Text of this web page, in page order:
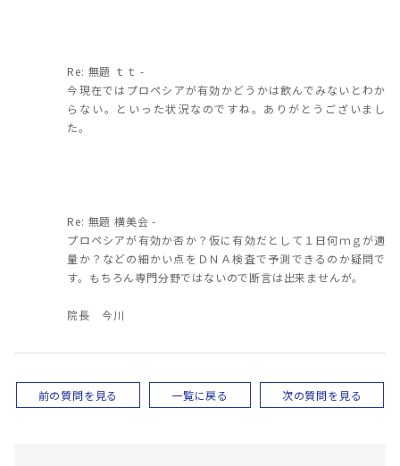
Re: 無題 ｔｔ -
今現在ではプロペシアが有効かどうかは飲んでみないとわか
らない。といった状況なのですね。ありがとうございまし
た。
Re: 無題 横美会 -
プロペシアが有効か否か？仮に有効だとして１日何ｍｇが適
量か？などの細かい点をＤＮＡ検査で予測できるのか疑問で
す。もちろん専門分野ではないので断言は出来ませんが。
院長 今川
前の質問を見る 一覧に戻る 次の質問を見る